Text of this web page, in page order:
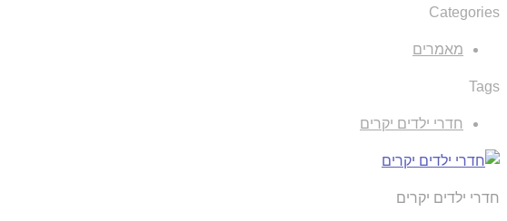
Categories
מאמרים
Tags
חדרי ילדים יקרים
חדרי ילדים יקרים